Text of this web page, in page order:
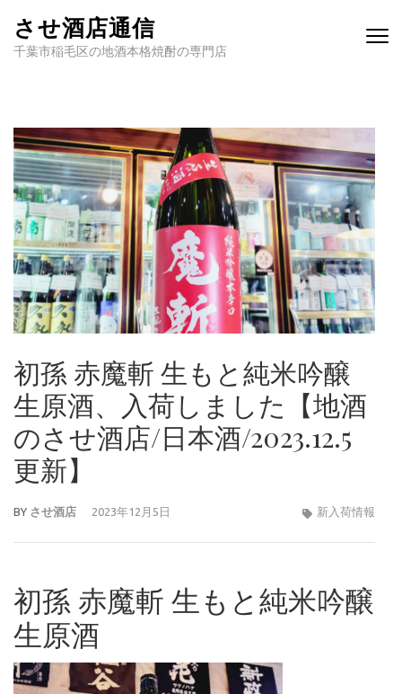
させ酒店通信
千葉市稲毛区の地酒本格焼酎の専門店
初孫 赤魔斬 生もと純米吟醸
生原酒、入荷しました【地酒
のさせ酒店/日本酒/2023.12.5
更新】
BY させ酒店 2023年12月5日 新入荷情報
初孫 赤魔斬 生もと純米吟醸
生原酒